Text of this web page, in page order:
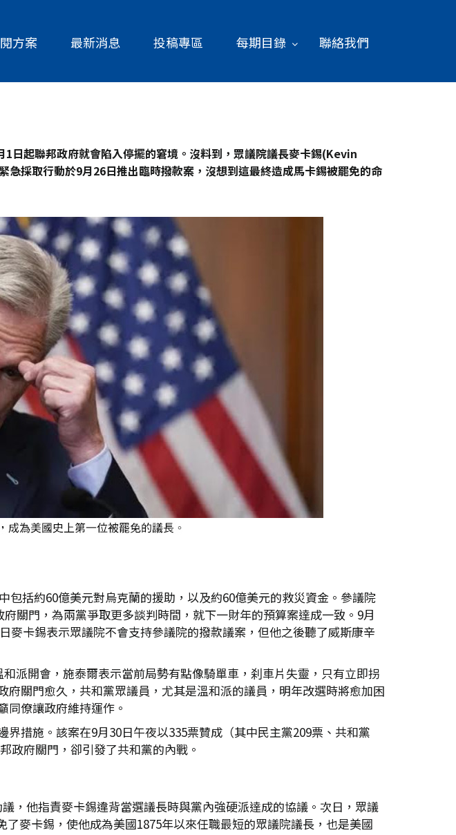
方案 最新消息 投稿專區 每期目錄 聯絡我們
1日起聯邦政府就會陷入停擺的窘境。沒料到，眾議院議長麥卡錫(Kevin
急採取行動於9月26日推出臨時撥款案，沒想到這最終造成馬卡錫被罷免的命
括約60億美元對烏克蘭的援助，以及約60億美元的救災資金。參議院
關門，為兩黨爭取更多談判時間，就下一財年的預算案達成一致。9月
麥卡錫表示眾議院不會支持參議院的撥款議案，但他之後聽了威斯康辛
派開會，施泰爾表示當前局勢有點像騎單車，刹車片失靈，只有立即拐
關門愈久，共和黨眾議員，尤其是溫和派的議員，明年改選時將愈加困
同僚讓政府維持運作。
措施。該案在9月30日午夜以335票贊成（其中民主黨209票、共和黨
政府關門，卻引發了共和黨的內戰。
，他指責麥卡錫違背當選議長時與黨內強硬派達成的協議。次日，眾議
麥卡錫，使他成為美國1875年以來任職最短的眾議院議長，也是美國